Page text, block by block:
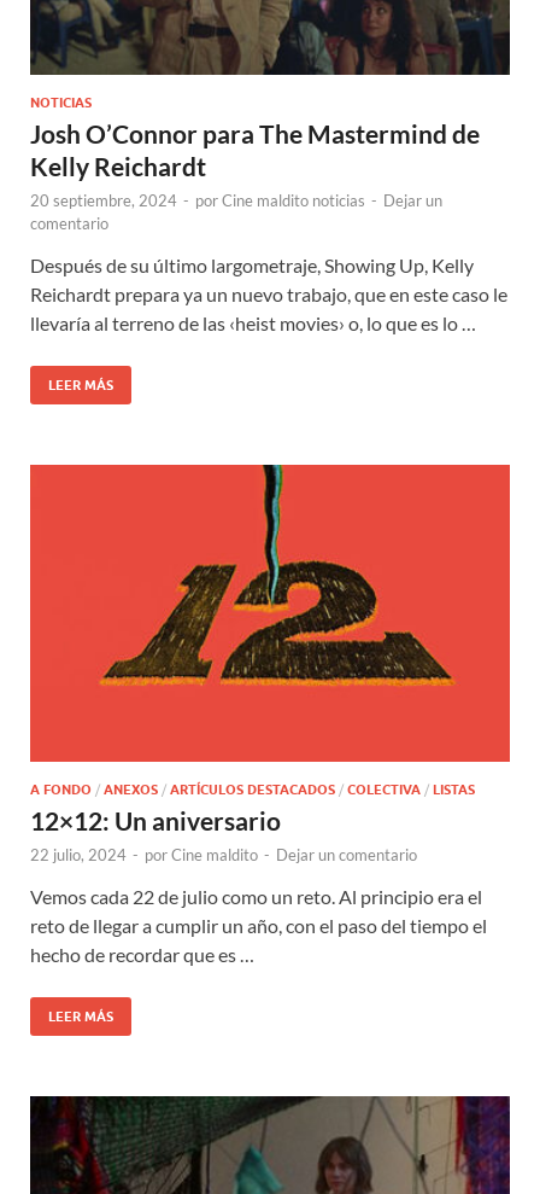
NOTICIAS
Josh O’Connor para The Mastermind de
Kelly Reichardt
20 septiembre, 2024 - porCine maldito noticias - Dejar un
comentario
Después de su último largometraje, Showing Up, Kelly
Reichardt prepara ya un nuevo trabajo, que en este caso le
llevaría al terreno de las ‹heist movies› o, lo que es lo …
LEER MÁS
A FONDO / ANEXOS / ARTÍCULOS DESTACADOS / COLECTIVA / LISTAS
12×12: Un aniversario
22 julio, 2024 - porCine maldito - Dejar un comentario
Vemos cada 22 de julio como un reto. Al principio era el
reto de llegar a cumplir un año, con el paso del tiempo el
hecho de recordar que es …
LEER MÁS